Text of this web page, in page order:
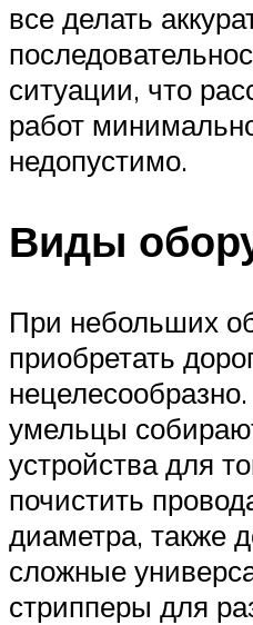
все делать
ситуации, что
работ
недопустимо.
Виды
При небольших
приобретать
умельцы
устройства для
почистить
диаметра, также
сложные
стрипперы для